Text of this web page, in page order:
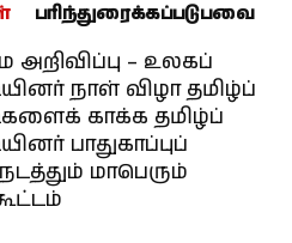
பரிந்துரைக்கப்படுபவை
– உலகப்
நாள் விழா தமிழ்ப்
காக்க தமிழ்ப்
பாதுகாப்புப்
மாபெரும்